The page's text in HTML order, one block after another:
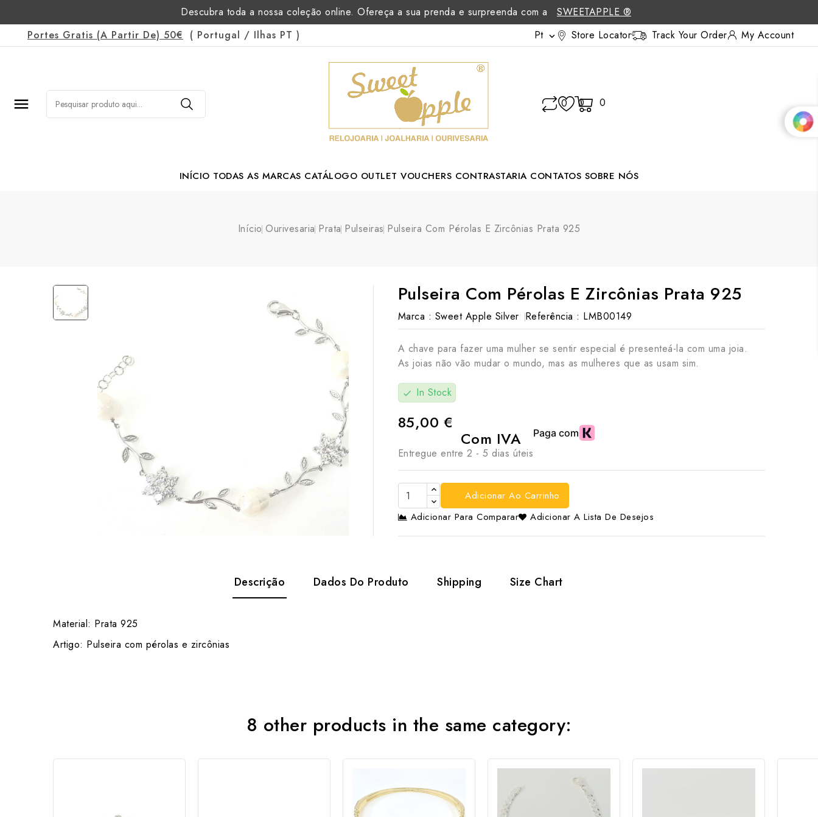
Descubra toda a nossa coleção online. Ofereça a sua prenda e surpreenda com a
SWEETAPPLE ®
Portes Gratis (a Partir De) 50€ ( Portugal / Ilhas PT ) Pt  Store Locator Track Your Order My Account
 0 0 0
INÍCIO TODAS AS MARCAS CATÁLOGO OUTLET VOUCHERS CONTRASTARIA CONTATOS SOBRE NÓS
Início Ourivesaria Prata Pulseiras Pulseira Com Pérolas E Zircônias Prata 925
Pulseira Com Pérolas E Zircônias Prata 925
Marca : Sweet Apple Silver Referência : LMB00149
A chave para fazer uma mulher se sentir especial é presenteá-la com uma joia.
As joias não vão mudar o mundo, mas as mulheres que as usam sim.
check In Stock
85,00 €
Com IVA
Entregue entre 2 - 5 dias úteis
Adicionar Ao Carrinho
Adicionar Para Comparar
Adicionar A Lista De Desejos
Descrição Dados Do Produto Shipping Size Chart
Material: Prata 925
Artigo: Pulseira com pérolas e zircônias
8 other products in the same category: